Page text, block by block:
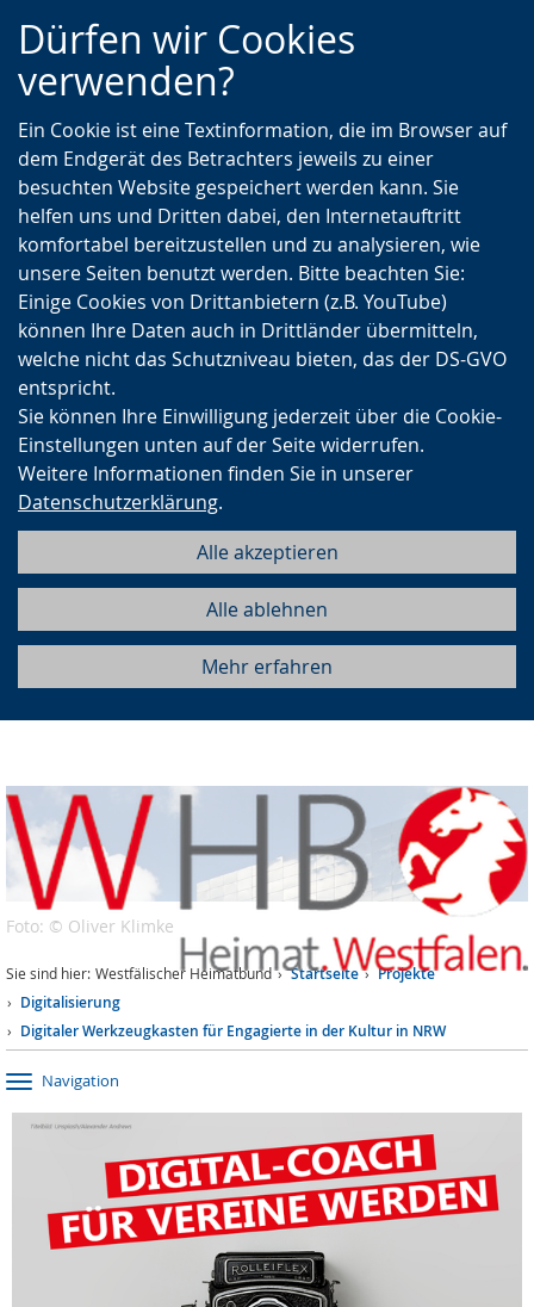
Zur
Hauptnavigation
Zur
Seitennavigation
Zum
Inhalt
Dürfen wir Cookies
verwenden?
Ein Cookie ist eine Textinformation, die im Browser auf
dem Endgerät des Betrachters jeweils zu einer
besuchten Website gespeichert werden kann. Sie
helfen uns und Dritten dabei, den Internetauftritt
komfortabel bereitzustellen und zu analysieren, wie
unsere Seiten benutzt werden. Bitte beachten Sie:
Einige Cookies von Drittanbietern (z.B. YouTube)
können Ihre Daten auch in Drittländer übermitteln,
welche nicht das Schutzniveau bieten, das der DS-GVO
entspricht.
Sie können Ihre Einwilligung jederzeit über die Cookie-
Einstellungen unten auf der Seite widerrufen.
Weitere Informationen finden Sie in unserer
Datenschutzerklärung.
Alle akzeptieren
Alle ablehnen
Mehr erfahren
Foto: © Oliver Klimke
Sie sind hier: Westfälischer Heimatbund Startseite
Projekte
Digitalisierung
Digitaler Werkzeugkasten für Engagierte in der Kultur in NRW
Navigation